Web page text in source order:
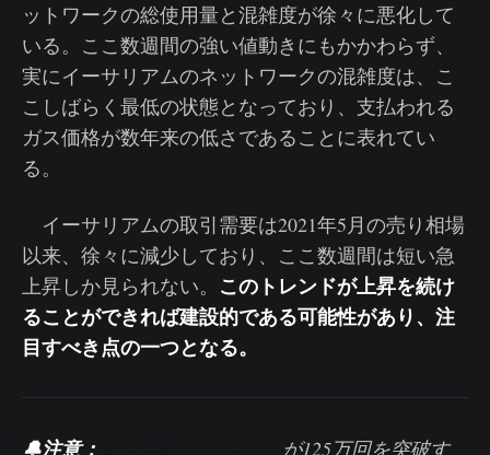
ットワークの総使用量と混雑度が徐々に悪化して
いる。ここ数週間の強い値動きにもかかわらず、
実にイーサリアムのネットワークの混雑度は、こ
こしばらく最低の状態となっており、支払われる
ガス価格が数年来の低さであることに表れてい
る。
イーサリアムの取引需要は2021年5月の売り相場
以来、徐々に減少しており、ここ数週間は短い急
上昇しか見られない。 このトレンドが上昇を続け
ることができれば建設的である可能性があり、注
目すべき点の一つとなる。
🔔注意：
が125万回を突破す